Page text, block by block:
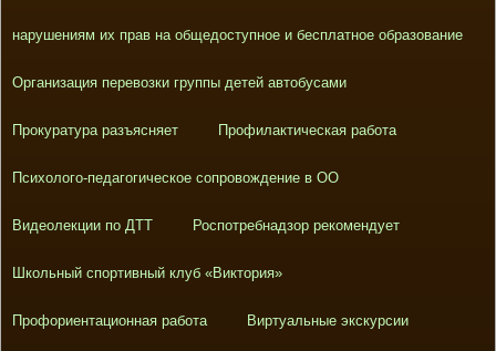
нарушениям их прав на общедоступное и бесплатное образование
Организация перевозки группы детей автобусами
Прокуратура разъясняет Профилактическая работа
Психолого-педагогическое сопровождение в ОО
Видеолекции по ДТТ Роспотребнадзор рекомендует
Школьный спортивный клуб «Виктория»
Профориентационная работа Виртуальные экскурсии